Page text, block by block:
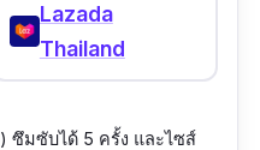
Lazada
Thailand
ซึมซับได้ 5 ครั้ง และไซส์